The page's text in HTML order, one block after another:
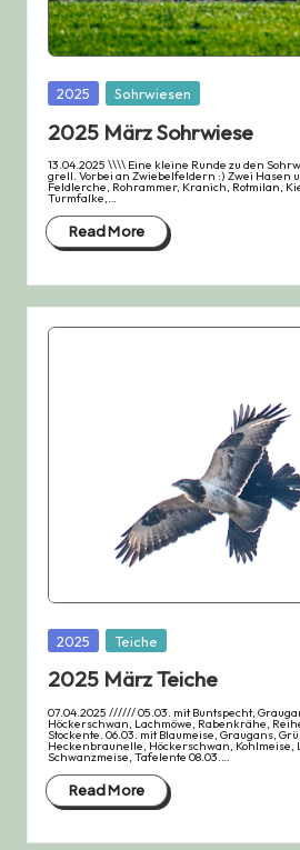
Posted
in2025 Sohrwiesen
2025 März Sohrwiese
13.04.2025 \\\\ Eine kleine Runde zu den
grell. Vorbei an Zwiebelfeldern :) Zwei Hasen
Feldlerche, Rohrammer, Kranich, Rotmilan,
Turmfalke,…
Read More
Posted
in2025 Teiche
2025 März Teiche
07.04.2025 ////// 05.03. mit Buntspecht,
Höckerschwan, Lachmöwe, Rabenkrähe,
Stockente. 06.03. mit Blaumeise, Graugans,
Heckenbraunelle, Höckerschwan, Kohlmeise,
Schwanzmeise, Tafelente 08.03.…
Read More